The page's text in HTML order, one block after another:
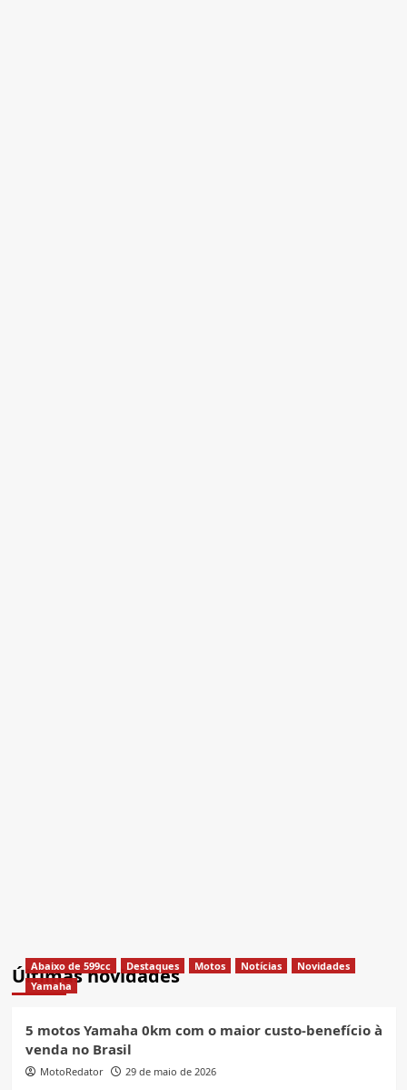
Últimas novidades
Abaixo de 599cc Destaques Motos Notícias
Novidades
Yamaha
5 motos Yamaha 0km com o maior custo-benefício à
venda no Brasil
MotoRedator
29 de maio de 2026